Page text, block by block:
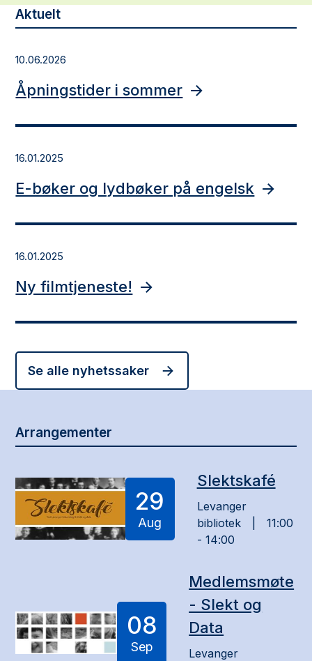
Aktuelt
10.06.2026
Åpningstider i sommer
16.01.2025
E-bøker og lydbøker på engelsk
16.01.2025
Ny filmtjeneste!
Se alle nyhetssaker
Arrangementer
29
Aug
Slektskafé
Levanger
bibliotek
11:00
- 14:00
08
Sep
Medlemsmøte
- Slekt og
Data
Levanger